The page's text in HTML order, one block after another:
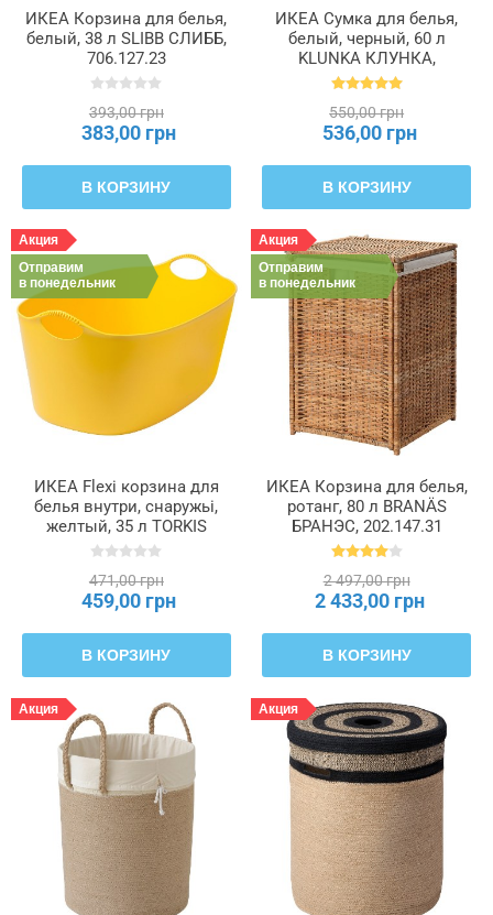
ИКЕА Корзина для белья,
белый, 38 л SLIBB СЛИББ,
706.127.23
393,00 грн
383,00 грн
В КОРЗИНУ
ИКЕА Сумка для белья,
белый, черный, 60 л
KLUNKA КЛУНКА,
503.643.71
550,00 грн
536,00 грн
В КОРЗИНУ
Акция
Отправим
в понедельник
ИКЕА Flexi корзина для
белья внутри, снаружьі,
желтый, 35 л TORKIS
ТОРКИС, 505.791.64
471,00 грн
459,00 грн
В КОРЗИНУ
Акция
Отправим
в понедельник
ИКЕА Корзина для белья,
ротанг, 80 л BRANÄS
БРАНЭС, 202.147.31
2 497,00 грн
2 433,00 грн
В КОРЗИНУ
Акция Акция